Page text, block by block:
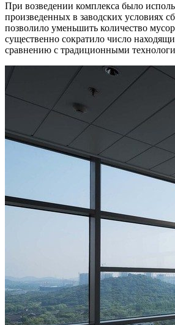
При возведении комплекса было
произведенных в заводских условиях
позволило уменьшить количество
существенно сократило число
сравнению с традиционными